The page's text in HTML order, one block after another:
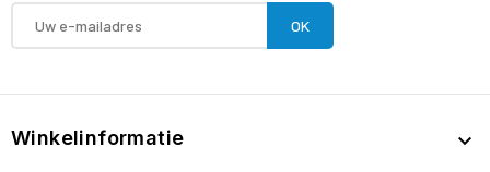
Winkelinformatie 